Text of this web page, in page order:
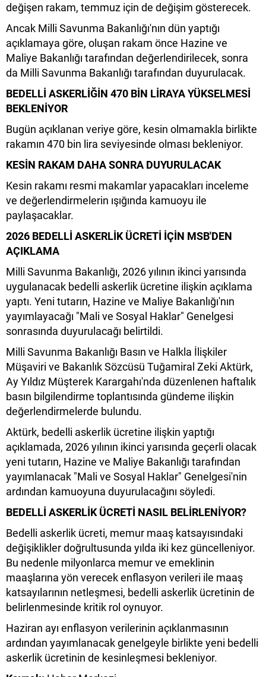
değişen rakam, temmuz için de değişim gösterecek.
Ancak Milli Savunma Bakanlığı'nın dün yaptığı
açıklamaya göre, oluşan rakam önce Hazine ve
Maliye Bakanlığı tarafından değerlendirilecek, sonra
da Milli Savunma Bakanlığı tarafından duyurulacak.
BEDELLİ ASKERLİĞİN 470 BİN LİRAYA YÜKSELMESİ
BEKLENİYOR
Bugün açıklanan veriye göre, kesin olmamakla birlikte
rakamın 470 bin lira seviyesinde olması bekleniyor.
KESİN RAKAM DAHA SONRA DUYURULACAK
Kesin rakamı resmi makamlar yapacakları inceleme
ve değerlendirmelerin ışığında kamuoyu ile
paylaşacaklar.
2026 BEDELLİ ASKERLİK ÜCRETİ İÇİN MSB'DEN
AÇIKLAMA
Milli Savunma Bakanlığı, 2026 yılının ikinci yarısında
uygulanacak bedelli askerlik ücretine ilişkin açıklama
yaptı. Yeni tutarın, Hazine ve Maliye Bakanlığı'nın
yayımlayacağı "Mali ve Sosyal Haklar" Genelgesi
sonrasında duyurulacağı belirtildi.
Milli Savunma Bakanlığı Basın ve Halkla İlişkiler
Müşaviri ve Bakanlık Sözcüsü Tuğamiral Zeki Aktürk,
Ay Yıldız Müşterek Karargahı'nda düzenlenen haftalık
basın bilgilendirme toplantısında gündeme ilişkin
değerlendirmelerde bulundu.
Aktürk, bedelli askerlik ücretine ilişkin yaptığı
açıklamada, 2026 yılının ikinci yarısında geçerli olacak
yeni tutarın, Hazine ve Maliye Bakanlığı tarafından
yayımlanacak "Mali ve Sosyal Haklar" Genelgesi'nin
ardından kamuoyuna duyurulacağını söyledi.
BEDELLİ ASKERLİK ÜCRETİ NASIL BELİRLENİYOR?
Bedelli askerlik ücreti, memur maaş katsayısındaki
değişiklikler doğrultusunda yılda iki kez güncelleniyor.
Bu nedenle milyonlarca memur ve emeklinin
maaşlarına yön verecek enflasyon verileri ile maaş
katsayılarının netleşmesi, bedelli askerlik ücretinin de
belirlenmesinde kritik rol oynuyor.
Haziran ayı enflasyon verilerinin açıklanmasının
ardından yayımlanacak genelgeyle birlikte yeni bedelli
askerlik ücretinin de kesinleşmesi bekleniyor.